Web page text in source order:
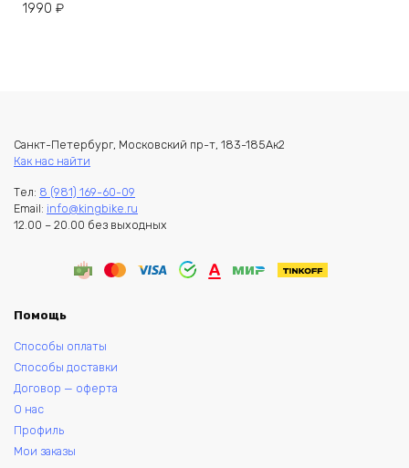
1990 ₽
Санкт-Петербург, Московский пр-т, 183-185Ак2
Как нас найти
Тел: 8 (981) 169-60-09
Email: info@kingbike.ru
12.00 – 20.00 без выходных
Помощь
Способы оплаты
Способы доставки
Договор — оферта
О нас
Профиль
Мои заказы